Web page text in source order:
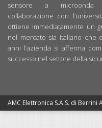
sensore a microonda
collaborazione con
ottiene immediatamente un
nel mercato sia italiano che
anni l’azienda si afferma
successo nel settore della
AMC Elettronica S.A.S. di Berrini